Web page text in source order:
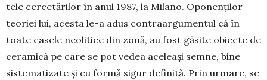
tele cercetă­ri­lor în anul 1987, la Milano. Opo­nenţilor
teoriei lui, acesta le-a adus contraar­gu­mentul că în
toate casele neolitice din zonă, au fost gă­site obiecte de
ceramică pe care se pot vedea aceleaşi sem­ne, bine
sistematizate şi cu formă sigur definită. Prin ur­mare, se